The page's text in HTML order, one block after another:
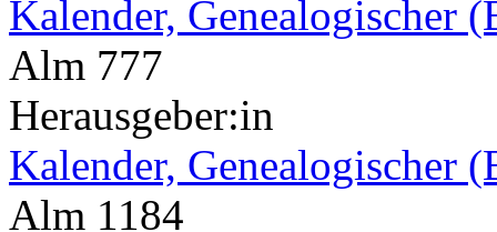
Kalender, Genealogischer
Alm 777
Herausgeber:in
Kalender, Genealogischer
Alm 1184